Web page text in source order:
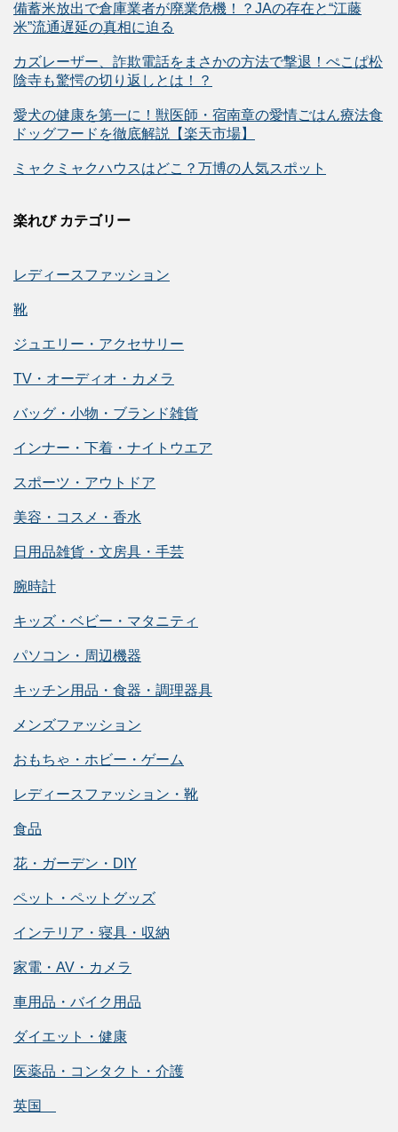
備蓄米放出で倉庫業者が廃業危機！？JAの存在と“江藤
米”流通遅延の真相に迫る
カズレーザー、詐欺電話をまさかの方法で撃退！ぺこぱ松
陰寺も驚愕の切り返しとは！？
愛犬の健康を第一に！獣医師・宿南章の愛情ごはん療法食
ドッグフードを徹底解説【楽天市場】
ミャクミャクハウスはどこ？万博の人気スポット
楽れび カテゴリー
レディースファッション
靴
ジュエリー・アクセサリー
TV・オーディオ・カメラ
バッグ・小物・ブランド雑貨
インナー・下着・ナイトウエア
スポーツ・アウトドア
美容・コスメ・香水
日用品雑貨・文房具・手芸
腕時計
キッズ・ベビー・マタニティ
パソコン・周辺機器
キッチン用品・食器・調理器具
メンズファッション
おもちゃ・ホビー・ゲーム
レディースファッション・靴
食品
花・ガーデン・DIY
ペット・ペットグッズ
インテリア・寝具・収納
家電・AV・カメラ
車用品・バイク用品
ダイエット・健康
医薬品・コンタクト・介護
英国